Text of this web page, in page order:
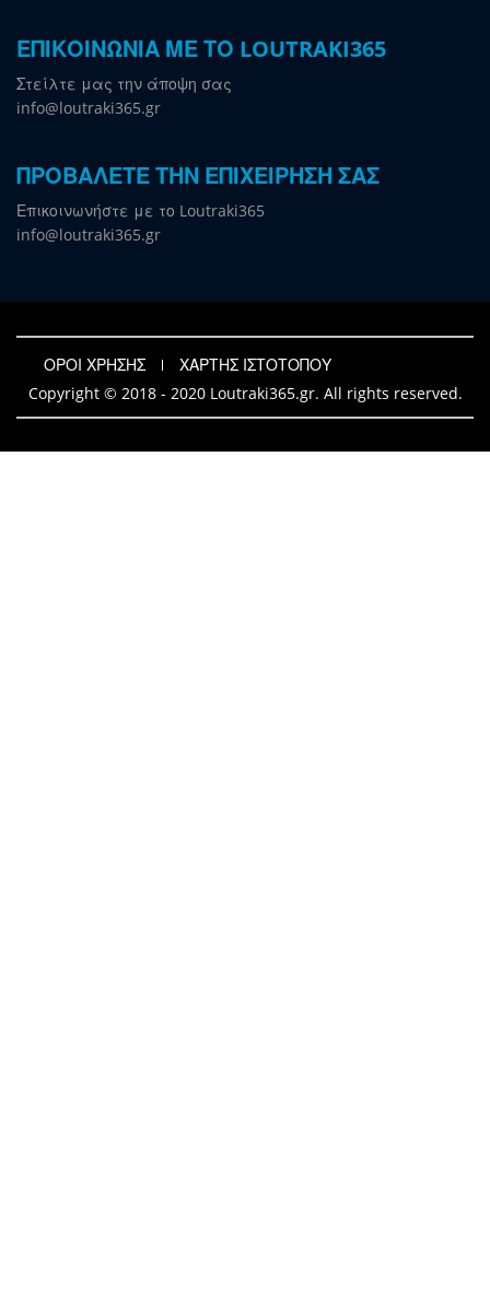
ΕΠΙΚΟΙΝΩΝΙΑ ΜΕ ΤΟ LOUTRAKI365
Στείλτε μας την άποψη σας
info@loutraki365.gr
ΠΡΟΒΑΛΕΤΕ ΤΗΝ ΕΠΙΧΕΙΡΗΣΗ ΣΑΣ
Επικοινωνήστε με το Loutraki365
info@loutraki365.gr
ΟΡΟΙ ΧΡΗΣΗΣ
ΧΑΡΤΗΣ ΙΣΤΟΤΟΠΟΥ
Copyright © 2018 - 2020 Loutraki365.gr. All rights reserved.